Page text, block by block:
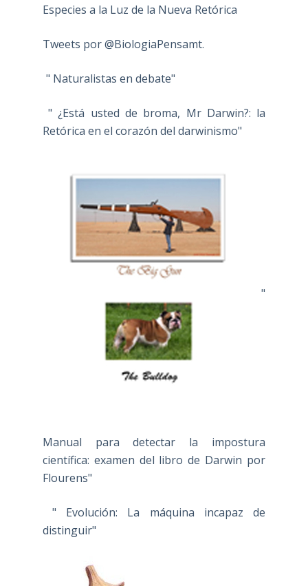
Especies a la Luz de la Nueva Retórica
Tweets por @BiologiaPensamt.
" Naturalistas en debate"
" ¿Está usted de broma, Mr Darwin?: la
Retórica en el corazón del darwinismo"
"
Manual para detectar la impostura
científica: examen del libro de Darwin por
Flourens"
" Evolución: La máquina incapaz de
distinguir"